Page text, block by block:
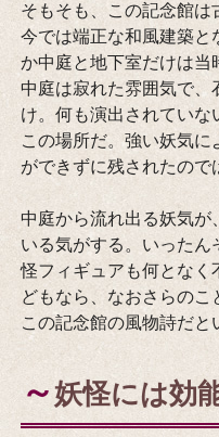
そもそも、この記念館は
今では端正な和風建築と
か中庭と地下室だけは当
中庭は寂れた雰囲気で、
け。何も演出されてい
この場所だ。強い妖気に
ができずに残されたので
中庭から流れ出る妖気が
いる気がする。いった
怪フィギュアも何となく
どもなら、なおさらのこ
この記念館の風物詩だと
～妖怪には効